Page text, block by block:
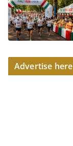
Advertise here